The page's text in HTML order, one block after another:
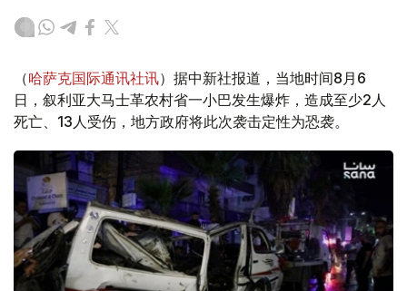
（哈萨克国际通讯社讯）据中新社报道，当地时间8月6
日，叙利亚大马士革农村省一小巴发生爆炸，造成至少2人
死亡、13人受伤，地方政府将此次袭击定性为恐袭。